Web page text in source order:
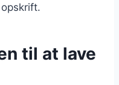
til at lave